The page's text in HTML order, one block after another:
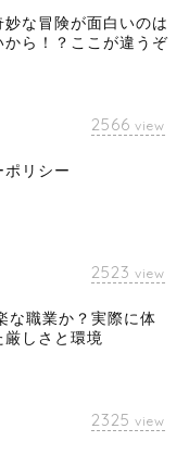
妙な冒険が面白いのは
から！？ここが違うぞ
2566 view
ポリシー
2523 view
な職業か？実際に体
厳しさと環境
2325 view